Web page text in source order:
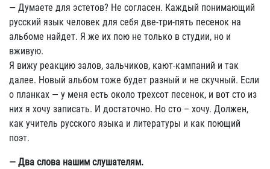
— Думаете для эстетов? Не согласен. Каждый понимающий
русский язык человек для себя две-три-пять песенок на
альбоме найдет. Я же их пою не только в студии, но и
вживую.
Я вижу реакцию залов, зальчиков, кают-кампаний и так
далее. Новый альбом тоже будет разный и не скучный. Если
о планках — у меня есть около трехсот песенок, и вот сто из
них я хочу записать. И достаточно. Но сто – хочу. Должен,
как учитель русского языка и литературы и как поющий
поэт.
— Два слова нашим слушателям.